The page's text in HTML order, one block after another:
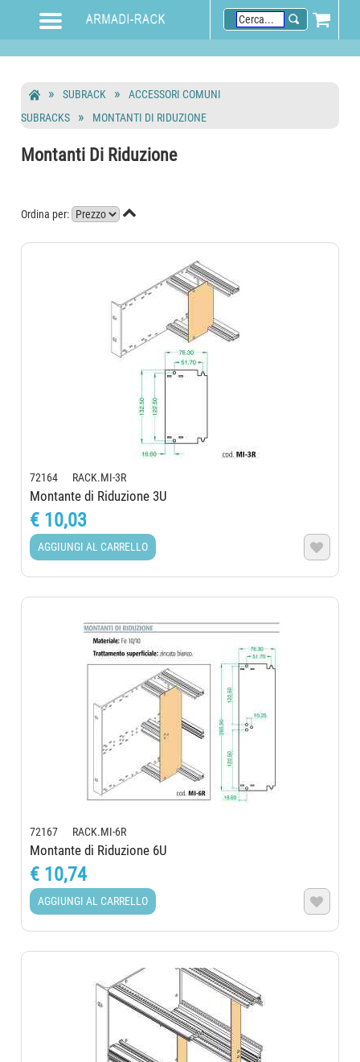
SUBRACK
ACCESSORI COMUNI
SUBRACKS
MONTANTI DI RIDUZIONE
Montanti Di Riduzione
Ordina per: 
72164 RACK.MI-3R
Montante di Riduzione 3U
€ 10,03
AGGIUNGI AL CARRELLO 
72167 RACK.MI-6R
Montante di Riduzione 6U
€ 10,74
AGGIUNGI AL CARRELLO 